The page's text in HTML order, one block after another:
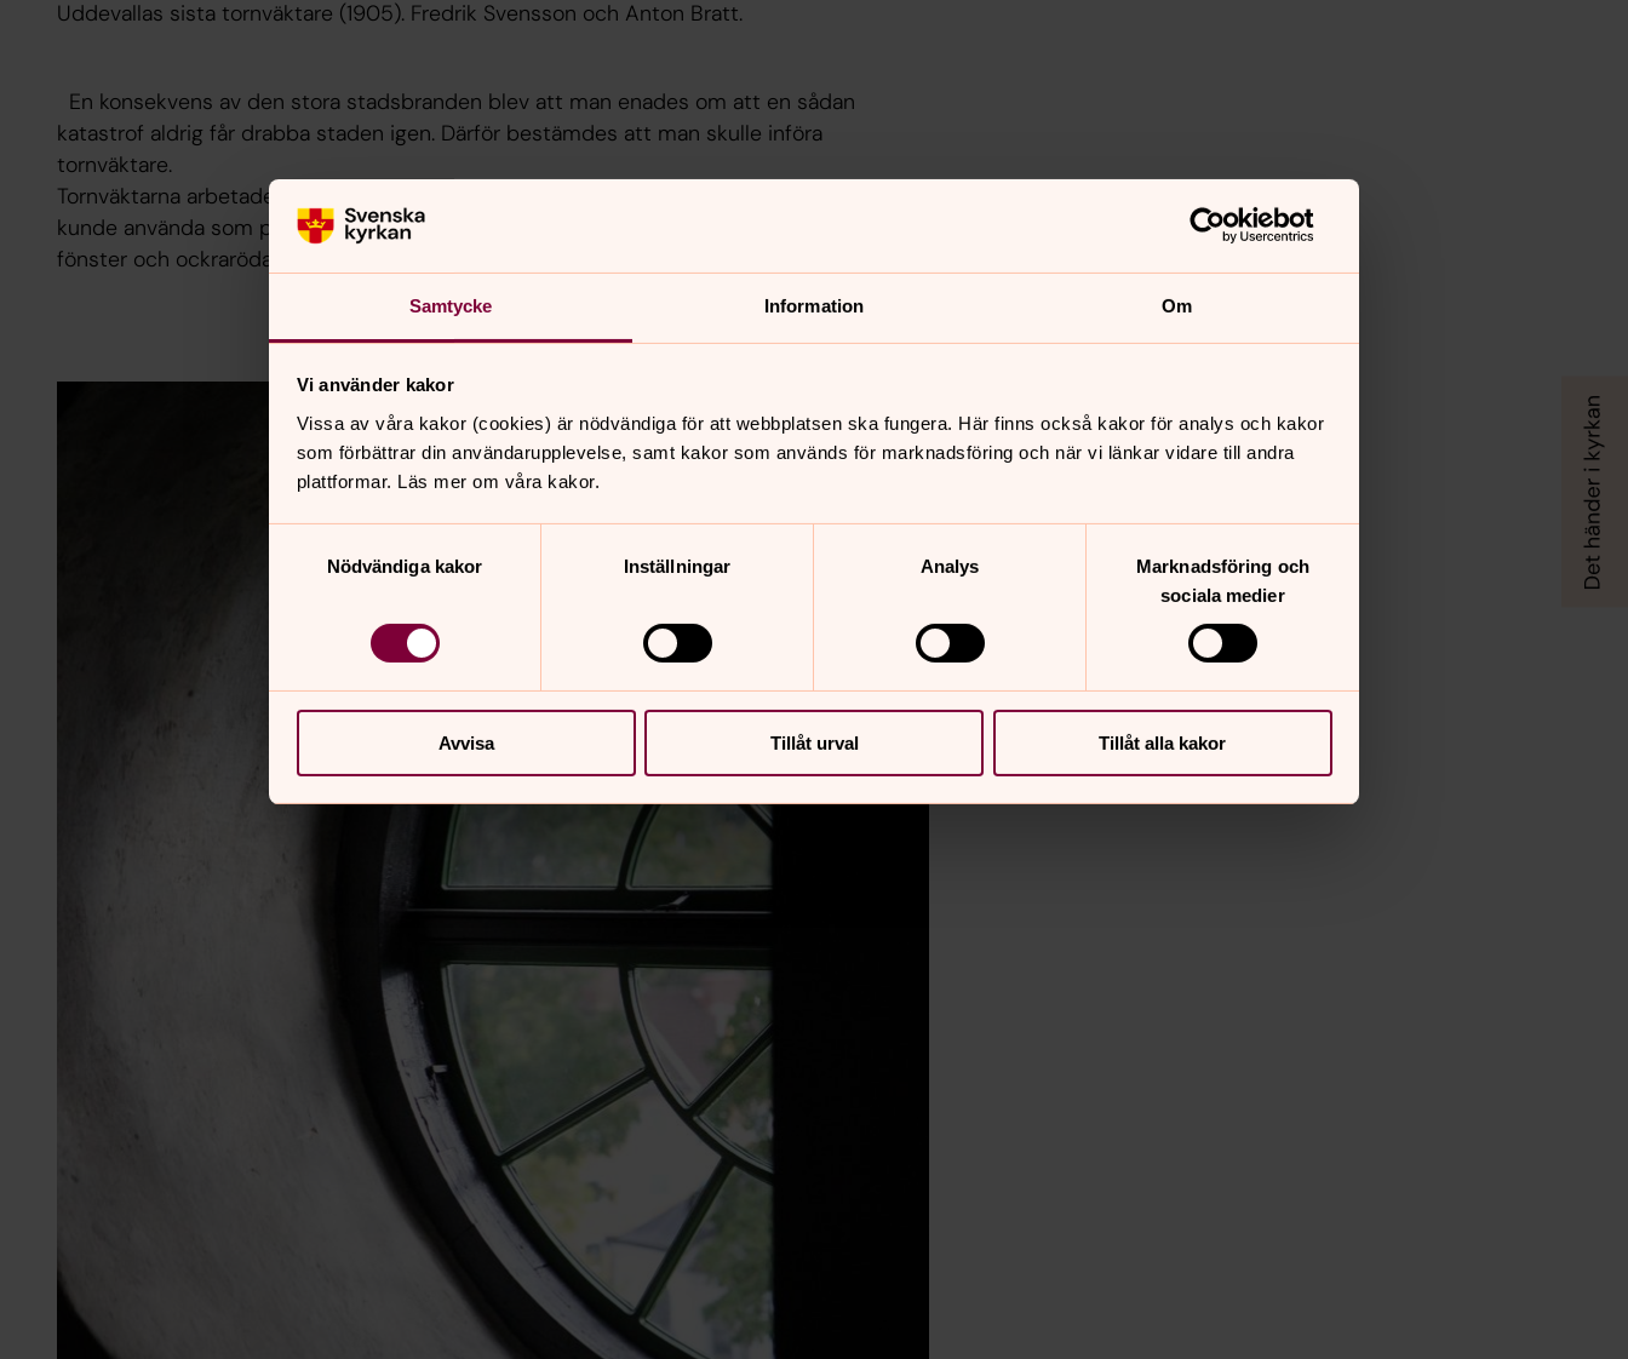
Samtycke Information Om
Vi använder kakor
Vissa av våra kakor (cookies) är nödvändiga för att webbplatsen ska fungera. Här finns också kakor för analys och kakor
som förbättrar din användarupplevelse, samt kakor som används för marknadsföring och när vi länkar vidare till andra
plattformar. Läs mer om våra kakor.
Nödvändiga kakor
Inställningar Analys
Marknadsföring och
sociala medier
Avvisa Tillåt urval Tillåt alla kakor
Uddevallas sista tornväktare (1905). Fredrik Svensson och Anton Bratt.
En konsekvens av den stora stadsbranden blev att man enades om att en sådan
katastrof aldrig får drabba staden igen. Därför bestämdes att man skulle införa
tornväktare.
Tornväktarna arbetade två och två och det byggdes ett litet skjul uppe i tornet som de
kunde använda som personalrum. Skjulet står fortfarande kvar med sina spröjsade
fönster och ockraröda väggar.